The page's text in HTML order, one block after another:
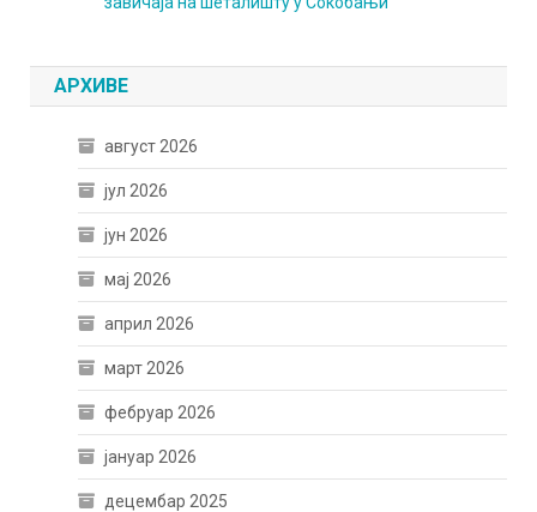
АРХИВЕ
август 2026
јул 2026
јун 2026
мај 2026
април 2026
март 2026
фебруар 2026
јануар 2026
децембар 2025